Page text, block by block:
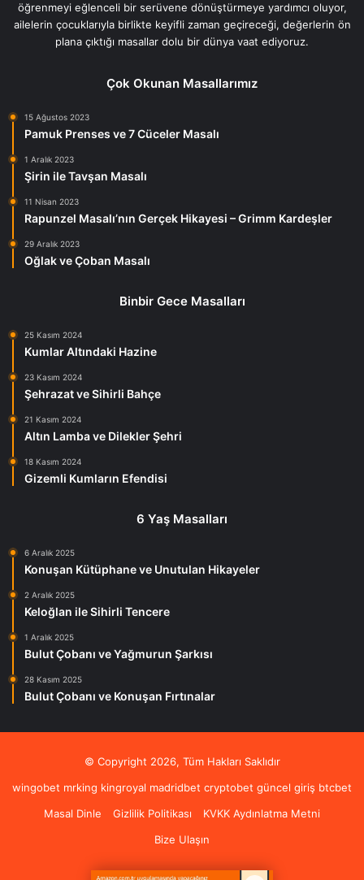
öğrenmeyi eğlenceli bir serüvene dönüştürmeye yardımcı oluyor,
ailelerin çocuklarıyla birlikte keyifli zaman geçireceği, değerlerin ön
plana çıktığı masallar dolu bir dünya vaat ediyoruz.
Çok Okunan Masallarımız
15 Ağustos 2023
Pamuk Prenses ve 7 Cüceler Masalı
1 Aralık 2023
Şirin ile Tavşan Masalı
11 Nisan 2023
Rapunzel Masalı’nın Gerçek Hikayesi – Grimm Kardeşler
29 Aralık 2023
Oğlak ve Çoban Masalı
Binbir Gece Masalları
25 Kasım 2024
Kumlar Altındaki Hazine
23 Kasım 2024
Şehrazat ve Sihirli Bahçe
21 Kasım 2024
Altın Lamba ve Dilekler Şehri
18 Kasım 2024
Gizemli Kumların Efendisi
6 Yaş Masalları
6 Aralık 2025
Konuşan Kütüphane ve Unutulan Hikayeler
2 Aralık 2025
Keloğlan ile Sihirli Tencere
1 Aralık 2025
Bulut Çobanı ve Yağmurun Şarkısı
28 Kasım 2025
Bulut Çobanı ve Konuşan Fırtınalar
© Copyright 2026, Tüm Hakları Saklıdır
wingobet mrking kingroyal madridbet cryptobet güncel giriş btcbet
Masal Dinle
Gizlilik Politikası
KVKK Aydınlatma Metni
Bize Ulaşın